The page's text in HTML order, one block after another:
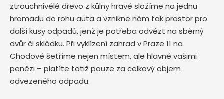
ztrouchnivělé dřevo z kůlny hravě složíme na jednu
hromadu do rohu auta a vznikne nám tak prostor pro
další kusy odpadů, jenž je potřeba odvézt na sběrný
dvůr či skládku. Při vyklízení zahrad v Praze 11 na
Chodově šetříme nejen místem, ale hlavně vašimi
penězi – platíte totiž pouze za celkový objem
odvezeného odpadu.